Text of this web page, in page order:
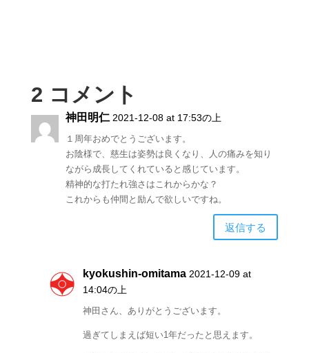
2 コメント
神田明仁 2021-12-08 at 17:53の上
１周年おめでとうございます。
お陰様で、慈生は姿勢は良くなり、人の痛みを知り
ながら成長してくれていると感じています。
精神的な打たれ強さはこれからかな？
これからも仲間と励んで欲しいですね。
返信する
kyokushin-omitama 2021-12-09 at
14:04の上
神田さん、ありがとうございます。
過ぎてしまえば短い1年だったと思えます。